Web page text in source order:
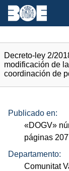
Decreto-ley 2/
modificación de
coordinación de
Publicado en:
«DOGV»
páginas
Departamento:
Comunitat